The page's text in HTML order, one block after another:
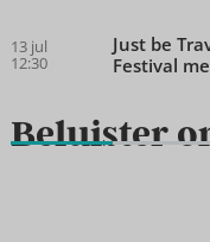
13 jul
12:30
Just be
Festival
Beluister